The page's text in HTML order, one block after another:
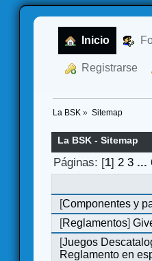
Inicio
Registrarse
La BSK » Sitemap
La BSK - Sitemap
Páginas: [1]2 3 ...
[Componentes y
[Reglamentos]
[Juegos
Reglamento en